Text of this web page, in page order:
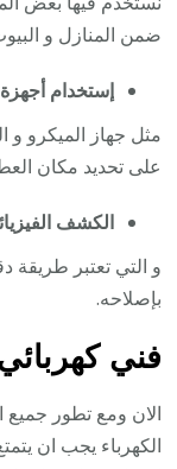
ضمن المنازل و
إستخدام
مثل جهاز الميكرو و
على تحديد مكان
الكشف
و التي تعتبر طريقة
بإصلاحه.
فني
الان ومع تطور جميع
الكهرباء يجب ان